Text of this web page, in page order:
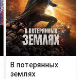
В потерянных
землях